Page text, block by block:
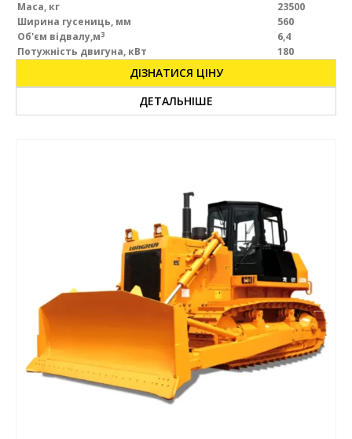
Маса, кг
23500
Ширина гусениць, мм
560
Об'єм відвалу,м3
6,4
Потужність двигуна, кВт
180
ДІЗНАТИСЯ ЦІНУ
ДЕТАЛЬНІШЕ